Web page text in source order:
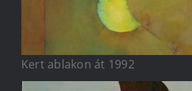
Kert ablakon át 1992